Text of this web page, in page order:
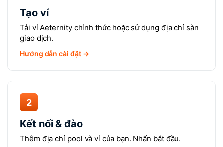
Tạo ví
Tải ví Aeternity chính thức hoặc sử dụng địa chỉ sàn
giao dịch.
Hướng dẫn cài đặt →
2
Kết nối & đào
Thêm địa chỉ pool và ví của bạn. Nhấn bắt đầu.